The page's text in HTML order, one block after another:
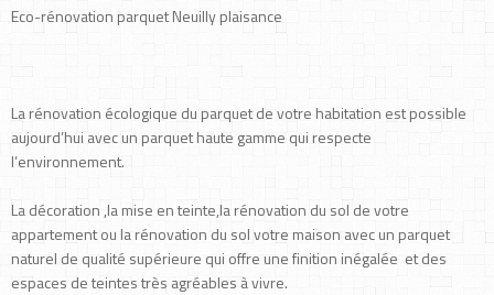
Eco-rénovation parquet Neuilly plaisance
La rénovation écologique du parquet de votre habitation est possible
aujourd’hui avec un parquet haute gamme qui respecte
l’environnement.
La décoration ,la mise en teinte,la rénovation du sol de votre
appartement ou la rénovation du sol votre maison avec un parquet
naturel de qualité supérieure qui offre une finition inégalée et des
espaces de teintes très agréables à vivre.